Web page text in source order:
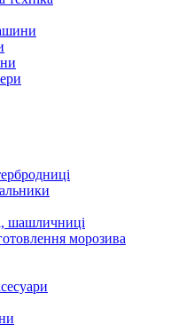
шашличниці
морозива